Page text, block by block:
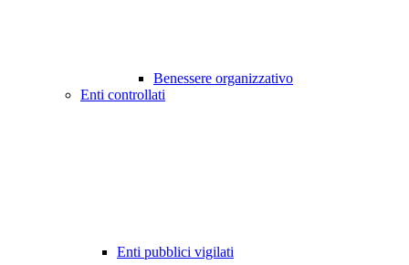
Benessere organizzativo
Enti controllati
Enti pubblici vigilati